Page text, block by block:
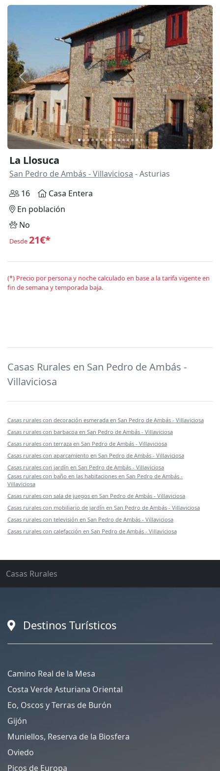
Anterior
La Llosuca
San Pedro de Ambás - Villaviciosa - Asturias
16
Casa Entera
En población
No
Desde21€*
(*) Precio por persona y noche calculado en base a la tarifa vigente en
fin de semana y temporada baja.
Casas Rurales en San Pedro de Ambás -
Villaviciosa
Casas rurales con decoración esmerada en San Pedro de Ambás - Villaviciosa
Casas rurales con barbacoa en San Pedro de Ambás - Villaviciosa
Casas rurales con terraza en San Pedro de Ambás - Villaviciosa
Casas rurales con aparcamiento en San Pedro de Ambás - Villaviciosa
Casas rurales con jardín en San Pedro de Ambás - Villaviciosa
Casas rurales con baño en las habitaciones en San Pedro de Ambás -
Villaviciosa
Casas rurales con sala de juegos en San Pedro de Ambás - Villaviciosa
Casas rurales con mobiliario de jardín en San Pedro de Ambás - Villaviciosa
Casas rurales con televisión en San Pedro de Ambás - Villaviciosa
Casas rurales con calefacción en San Pedro de Ambás - Villaviciosa
Casas Rurales
Destinos Turísticos
Camino Real de la Mesa
Costa Verde Asturiana Oriental
Eo, Oscos y Terras de Burón
Gijón
Muniellos, Reserva de la Biosfera
Oviedo
Picos de Europa